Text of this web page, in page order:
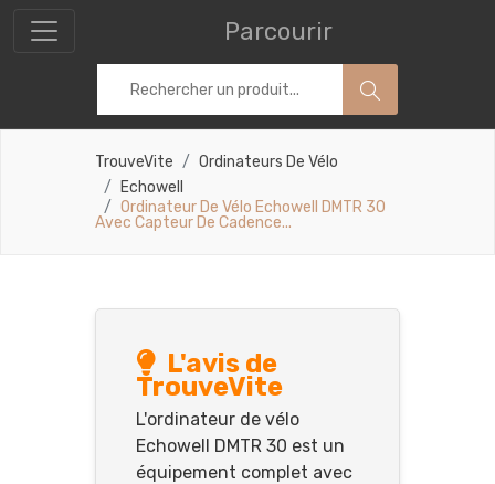
Parcourir
TrouveVite
Ordinateurs De Vélo
Echowell
Ordinateur De Vélo Echowell DMTR 30
Avec Capteur De Cadence...
L'avis de
TrouveVite
L'ordinateur de vélo
Echowell DMTR 30 est un
équipement complet avec